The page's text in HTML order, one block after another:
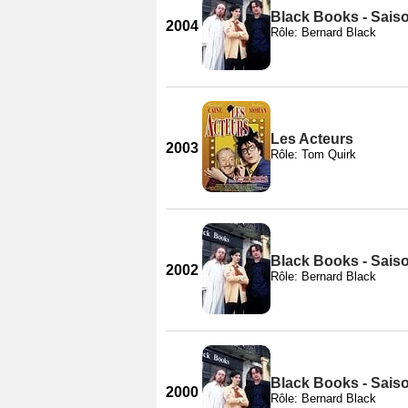
2004
Black Books -
Rôle: Bernard Black
2003
Les Acteurs
Rôle: Tom Quirk
2002
Black Books -
Rôle: Bernard Black
2000
Black Books -
Rôle: Bernard Black